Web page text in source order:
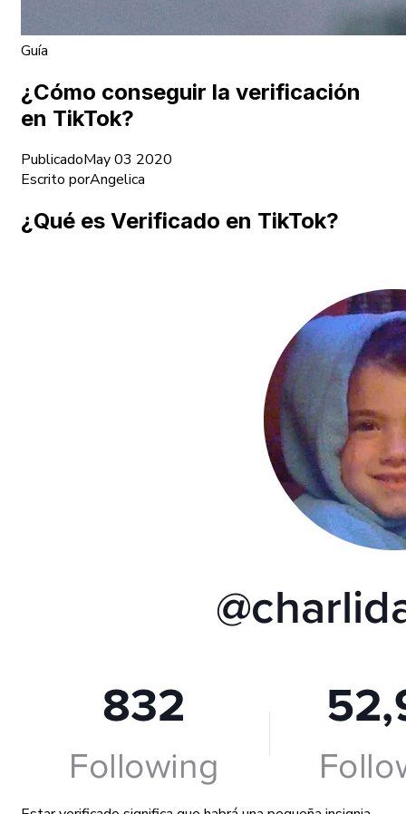
Guía
¿Cómo conseguir la verificación
en TikTok?
PublicadoMay 03 2020
Escrito porAngelica
¿Qué es Verificado en TikTok?